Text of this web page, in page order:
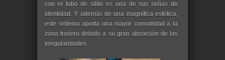
con el tubo de sillín es una de sus señas de
identidad. Y además de una magnífica estética,
este sistema aporta una mayor comodidad a la
zona trasera debido a su gran absorción de las
irregularidades.